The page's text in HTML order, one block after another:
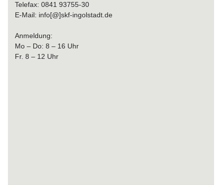
Telefax: 0841 93755-30
E-Mail: info[@]skf-ingolstadt.de
Anmeldung:
Mo – Do: 8 – 16 Uhr
Fr. 8 – 12 Uhr